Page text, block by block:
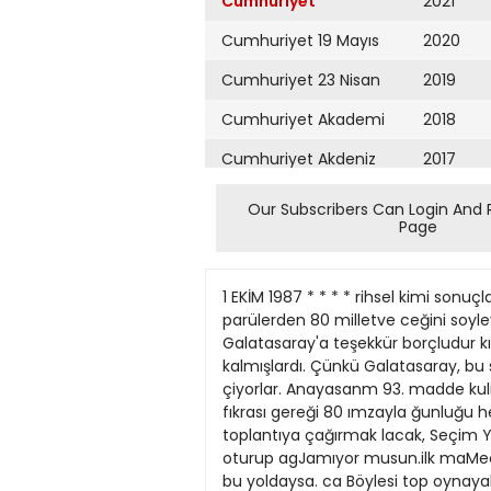
Cumhuriyet 19 Mayıs
Cumhuriyet 23 Nisan
Cumhuriyet Akademi
Cumhuriyet Akdeniz
Cumhuriyet Alışveriş
Cumhuriyet Ankara
Cumhuriyet Büyük
Taaruz
Cumhuriyet
Cumartesi
Cumhuriyet Çevre
2020
2019
2018
2017
2016
2015
2013
2012
2011
2010
2009
Our Subscribers Can Login And
Page
1 EKİM 1987 * * * * rihsel kimi sonuçlar sağlayabile var olsun olmasın, bir anayasa (Baştarafı 1. Sayfada) (Baştarafı 12. Sayfada) Değişik parülerden 80 milletve ceğini soyleyenlere rastlanıyor. hükmunün yerine getirilmesi için (Baştarafı 1. Sayfada) Türk futbolu, Galatasaray'a teşekkür borçludur kıli lıstezede olarak eyleme ge Oturum açılabilirse kuşku yok derhal harekete geçmeleri gere te dışı kalmışlardı. Çünkü Galatasaray, bu sonuca tesadüflerle değ.l özellıkle ma kiyor. Tabii, hukuk devleti kavListe dışı kalan ANAP, DYP, çiyorlar. Anayasanm 93. madde kuliste bekleyecek ANAP çoç,n skonınun dördc ulaşabileceği ilk yansındakı muhteşem futbolu sınin 3. fıkrası gereği 80 ımzayla ğunluğu hemen toplantıya katı ramı üzerinde günu birlik kaldır SHP ve seçimin. yapılmamasını TBMM'yı toplantıya çağırmak lacak, Seçim Yasası'yla ılgili is dıkları tozun altındaki gerçek isteyen DSP'li milletvekilleri A h K t t f a Denizli ah.. Şimdi oturup agJamıyor musun.ilk maMeclisin olağanüstu toplantıya ıstiyorlar. Gerekçelen de hazır: teği geri çevirecek. Seçimin erte inançları bu yoldaysa. ca Böylesi top oynayabüecek bir takımı, öylesıne mahkum etrne Son çıkan Seçim Yasası'nın iptal lenmesine, iktidar olmak için Hele bir başka çevre var ki çağrılması konusuna umutla sat" ™ S İ l olsa, iş biterdi.. Ama Eindhoven'. 40 yenebıl edilmesı. olağanüstu olanaklar sağlayan Anayasa Mahkemesi'nın yolları nlıyorlar. İmza sayısının 106'ya e k B u C İ sarsacak bir skor olurdu.. Olmad. Olamad, Seçim tatılme giren TBMM'de yasanın düşmesine karşı çıkacak. nı gözlüyor. Bu çevre SHP'nin ulaştığı belirtilirken, imzacılann MÜstafa Denizli, harikaydı dün.. Sahaya insana ilk bakışta ga son iki gundür listezedelerin yap Ama bugun içinden geçtikleh Seçim Yasası'nın kimi maddele isimleri özenle gızleniyor. Her rip geîen bir takııru, bir satranç ustas. gibi sürmüştü. Santrfor Cu tıkları toplantılar gözleniyor. darboğazlar göz onünde tutulur rini iptal eltirmeye yönelik baş partiye mensup milletvekilleri neyt oyunun miman idi. Bu Cüneyf le Galatasaray yen.der,, hu Önceki gıin TBMM Başkam Ka sa, muhalefetın son gece Meclis vurusuna Anayasa Mahkemesi' arasında gündüz ve gece telefon cum oresine başlamış, bu Cüneyf le, ük maçta rak.p defans arasın raduman 'ın 'İleri surülen gerek te kaçırdığı altın fırsatm gene nin bugün yarın bir karar alaca görüşmeleri, gizli toplantılar dün d K c l u p gWen Tanju, iki 18 aras.nda oyun kuran, sonra da g> çeyi doyurucu bulmadtğı" gerek gündeme gelmesı olası. Pek çok ğı umuduyla bekleşıp duruyor, de surdü. dfp gol ataV. bir süper star olmustu. Böylece Galatasaray